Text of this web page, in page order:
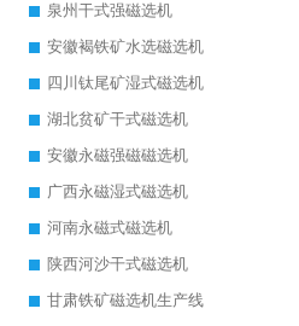
泉州干式强磁选机
安徽褐铁矿水选磁选机
四川钛尾矿湿式磁选机
湖北贫矿干式磁选机
安徽永磁强磁磁选机
广西永磁湿式磁选机
河南永磁式磁选机
陕西河沙干式磁选机
甘肃铁矿磁选机生产线